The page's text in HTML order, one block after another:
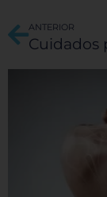
AntANTERIOR